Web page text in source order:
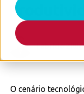
Fabricio Zillig
O cenário